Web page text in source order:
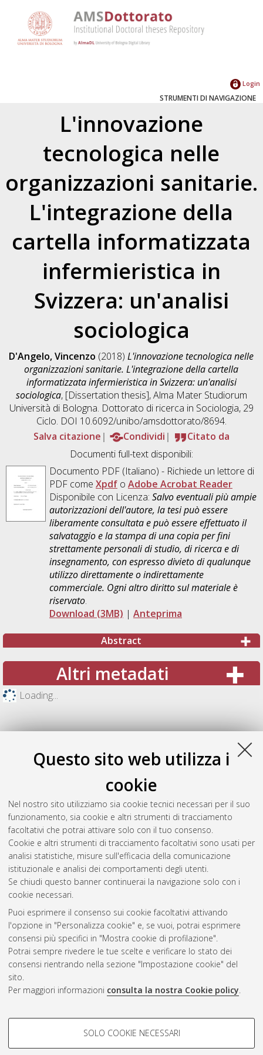
Questo sito web utilizza i
cookie
Nel nostro sito utilizziamo sia cookie tecnici necessari per il suo
funzionamento, sia cookie e altri strumenti di tracciamento
facoltativi che potrai attivare solo con il tuo consenso.
Cookie e altri strumenti di tracciamento facoltativi sono usati per
analisi statistiche, misure sull'efficacia della comunicazione
istituzionale e analisi dei comportamenti degli utenti.
Se chiudi questo banner continuerai la navigazione solo con i
cookie necessari.
Puoi esprimere il consenso sui cookie facoltativi attivando
l'opzione in "Personalizza cookie" e, se vuoi, potrai esprimere
consensi più specifici in "Mostra cookie di profilazione".
Potrai sempre rivedere le tue scelte e verificare lo stato dei
consensi rientrando nella sezione "Impostazione cookie" del
sito.
Per maggiori informazioni consulta la nostra Cookie policy.
COOKIE DI PROFILAZIONE -
SOLO COOKIE NECESSARI
Login
STRUMENTI DI NAVIGAZIONE
L'innovazione
tecnologica nelle
organizzazioni sanitarie.
L'integrazione della
cartella informatizzata
infermieristica in
Svizzera: un'analisi
sociologica
D'Angelo, Vincenzo (2018)L'innovazione tecnologica nelle
organizzazioni sanitarie. L'integrazione della cartella
informatizzata infermieristica in Svizzera: un'analisi
sociologica, [Dissertation thesis], Alma Mater Studiorum
Università di Bologna. Dottorato di ricerca in Sociologia, 29
Ciclo. DOI 10.6092/unibo/amsdottorato/8694.
Salva citazione
Condividi
Citato da
Documenti full-text disponibili:
Documento PDF(Italiano) - Richiede un lettore di
PDF come Xpdfo Adobe Acrobat Reader
Disponibile con Licenza: Salvo eventuali più ampie
autorizzazioni dell'autore, la tesi può essere
liberamente consultata e può essere effettuato il
salvataggio e la stampa di una copia per fini
strettamente personali di studio, di ricerca e di
insegnamento, con espresso divieto di qualunque
utilizzo direttamente o indirettamente
commerciale. Ogni altro diritto sul materiale è
riservato.
Download (3MB) | Anteprima
Abstract
Altri metadati
Loading...
Gestione del documento:
Atom
Rss 1.0
Rss 2.0
ISSN: 2038-7946
Impostazioni Cookie
Informativa sulla privacy
Condizioni d’uso del sito